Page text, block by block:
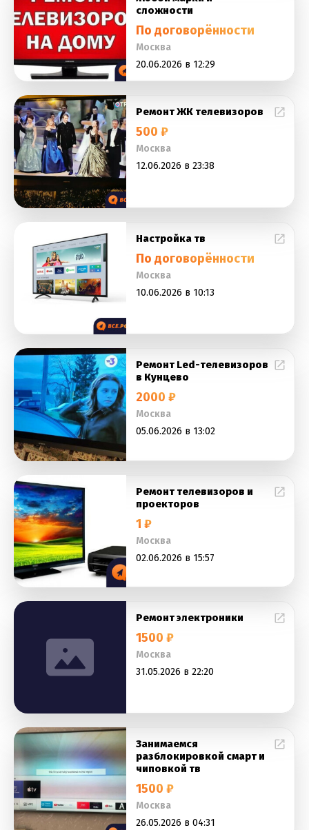
сложности
По договорённости
Москва
20.06.2026 в 12:29
Ремонт ЖК телевизоров
500 ₽
Москва
12.06.2026 в 23:38
Настройка тв
По договорённости
Москва
10.06.2026 в 10:13
Ремонт Led-телевизоров
в Кунцево
2000 ₽
Москва
05.06.2026 в 13:02
Ремонт телевизоров и
проекторов
1 ₽
Москва
02.06.2026 в 15:57
Ремонт электроники
1500 ₽
Москва
31.05.2026 в 22:20
Занимаемся
разблокировкой смарт и
чиповкой тв
1500 ₽
Москва
26.05.2026 в 04:31